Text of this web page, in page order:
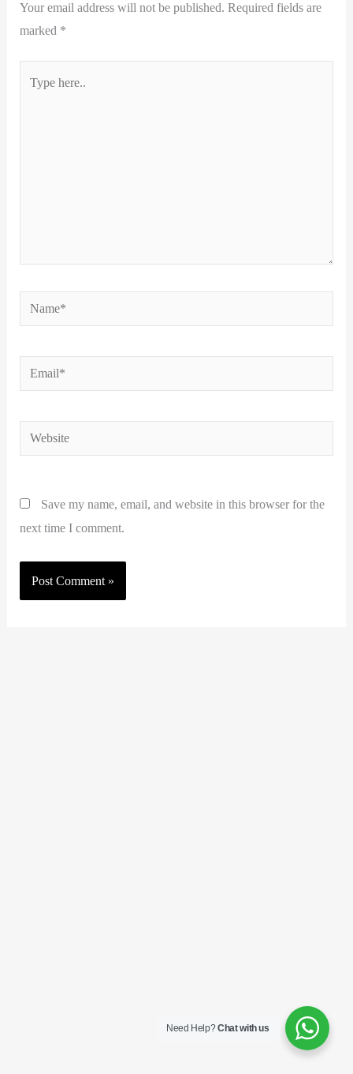
Your email address will not be published. Required fields are
marked *
Name*
Email*
Website
Save my name, email, and website in this browser for the
next time I comment.
Need Help?Chat with us